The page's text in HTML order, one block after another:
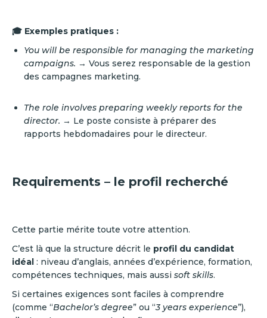
🎓 Exemples pratiques :
You will be responsible for managing the marketing
campaigns. → Vous serez responsable de la gestion
des campagnes marketing.
The role involves preparing weekly reports for the
director. → Le poste consiste à préparer des
rapports hebdomadaires pour le directeur.
Requirements – le profil recherché
Cette partie mérite toute votre attention.
C’est là que la structure décrit le profil du candidat
idéal : niveau d’anglais, années d’expérience, formation,
compétences techniques, mais aussi soft skills.
Si certaines exigences sont faciles à comprendre
(comme “Bachelor’s degree” ou “3 years experience”),